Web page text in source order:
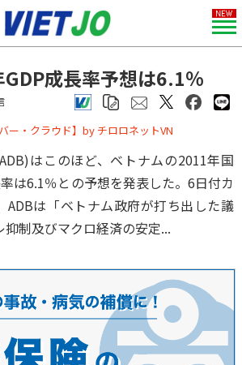
成長率予想は6.1％
ー・クラウド】by チロロネットVN
はこのほど、ベトナムの2011年国
は6.1％との予想を発表した。6日付カ
ADBは「ベトナム政府が打ち出した議
制及びマクロ経済の安定...